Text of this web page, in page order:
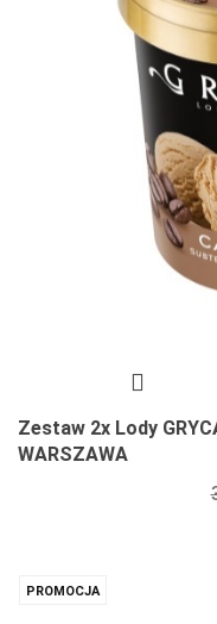
Zestaw 2x Lody
WARSZAWA
PROMOCJA